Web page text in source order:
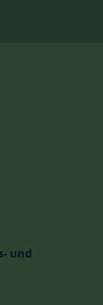
und